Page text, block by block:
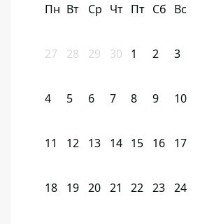
Пн Вт Ср Чт Пт Сб Вс
27 28 29 30 1 2 3
4 5 6 7 8 9 10
11 12 13 14 15 16 17
18 19 20 21 22 23 24